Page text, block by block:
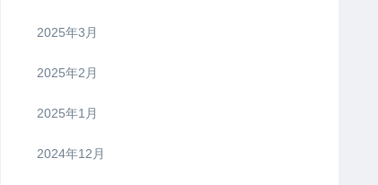
2025年3月
2025年2月
2025年1月
2024年12月